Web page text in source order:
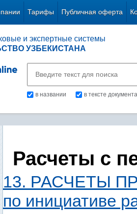
Тарифы Публичная оферта
и экспертные системы
УЗБЕКИСТАНА
в названии в тексте документа
Расчеты с
13. РАСЧЕТЫ
по инициативе